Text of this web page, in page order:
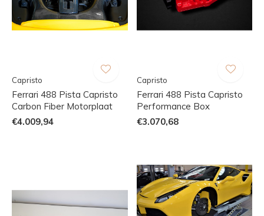
Capristo
Ferrari 488 Pista Capristo
Carbon Fiber Motorplaat
€4.009,94
Capristo
Ferrari 488 Pista Capristo
Performance Box
€3.070,68